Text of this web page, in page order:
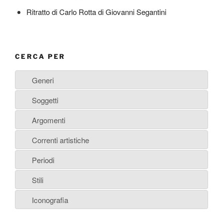
Ritratto di Carlo Rotta di Giovanni Segantini
CERCA PER
Generi
Soggetti
Argomenti
Correnti artistiche
Periodi
Stili
Iconografia